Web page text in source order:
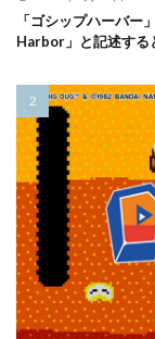
「ゴシップハーバー
Harbor」と記述する